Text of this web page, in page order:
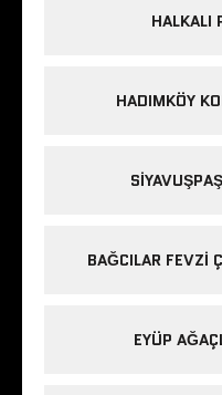
HALKALI
HADIMKÖY
BAĞCILAR FEVZI
EYÜP